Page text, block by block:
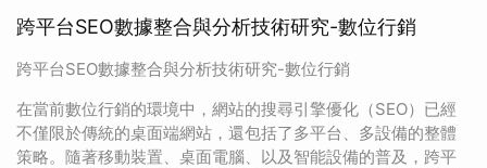
跨平台SEO數據整合與分析技術研究-數位行銷
跨平台SEO數據整合與分析技術研究-數位行銷
在當前數位行銷的環境中，網站的搜尋引擎優化（SEO）已經
不僅限於傳統的桌面端網站，還包括了多平台、多設備的整體
策略。隨著移動裝置、桌面電腦、以及智能設備的普及，跨平